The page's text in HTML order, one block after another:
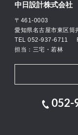
中日設計株式会社
〒461-0003
愛知県名古屋市東区筒
TEL 052-937-6711
担当：三宅・若林
052-